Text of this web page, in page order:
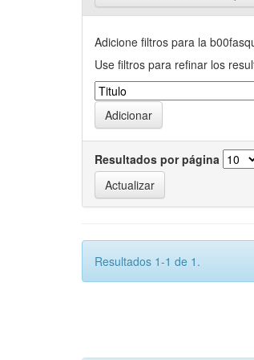
Adicione filtros para la
Use filtros para refinar los
Resultados por página
Resultados 1-1 de 1.